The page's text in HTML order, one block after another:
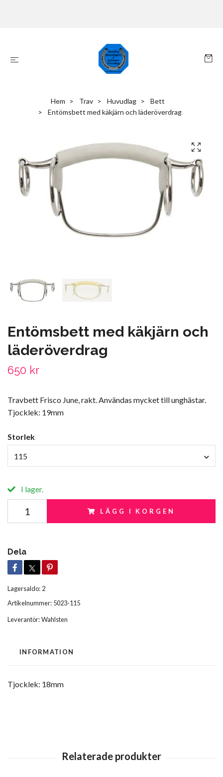
Hem Trav Huvudlag
Bett
Entömsbett med käkjärn och läderöverdrag
Entömsbett med käkjärn och
läderöverdrag
650 kr
Travbett Frisco June, rakt. Användas mycket till unghästar.
Tjocklek: 19mm
Storlek
115
I lager.
LÄGG I KORGEN
Dela
Lagersaldo: 2
Artikelnummer: 5023-115
Leverantör:Wahlsten
INFORMATION
Tjocklek: 18mm